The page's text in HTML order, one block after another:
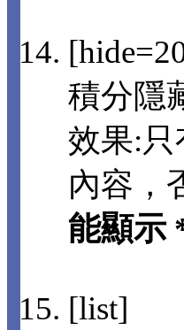
積分隱
效果:只
內容，
能顯示
[list]